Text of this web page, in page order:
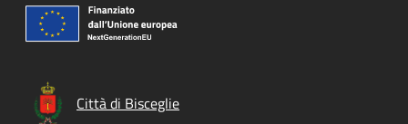
Città di Bisceglie